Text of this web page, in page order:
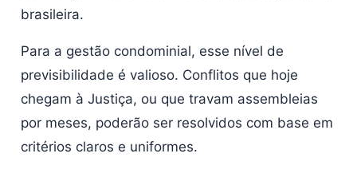
brasileira.
Para a gestão condominial, esse nível de
previsibilidade é valioso. Conflitos que hoje
chegam à Justiça, ou que travam assembleias
por meses, poderão ser resolvidos com base em
critérios claros e uniformes.